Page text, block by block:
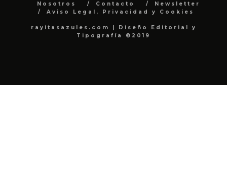
Nosotros Contacto
Newsletter
Aviso Legal, Privacidad y Cookies
rayitasazules.com | Diseño Editorial y
Tipografía ©2019